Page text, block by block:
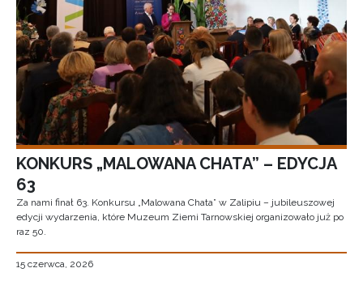
KONKURS „MALOWANA CHATA” – EDYCJA
63
Za nami finał 63. Konkursu „Malowana Chata” w Zalipiu – jubileuszowej
edycji wydarzenia, które Muzeum Ziemi Tarnowskiej organizowało już po
raz 50.
15 czerwca, 2026